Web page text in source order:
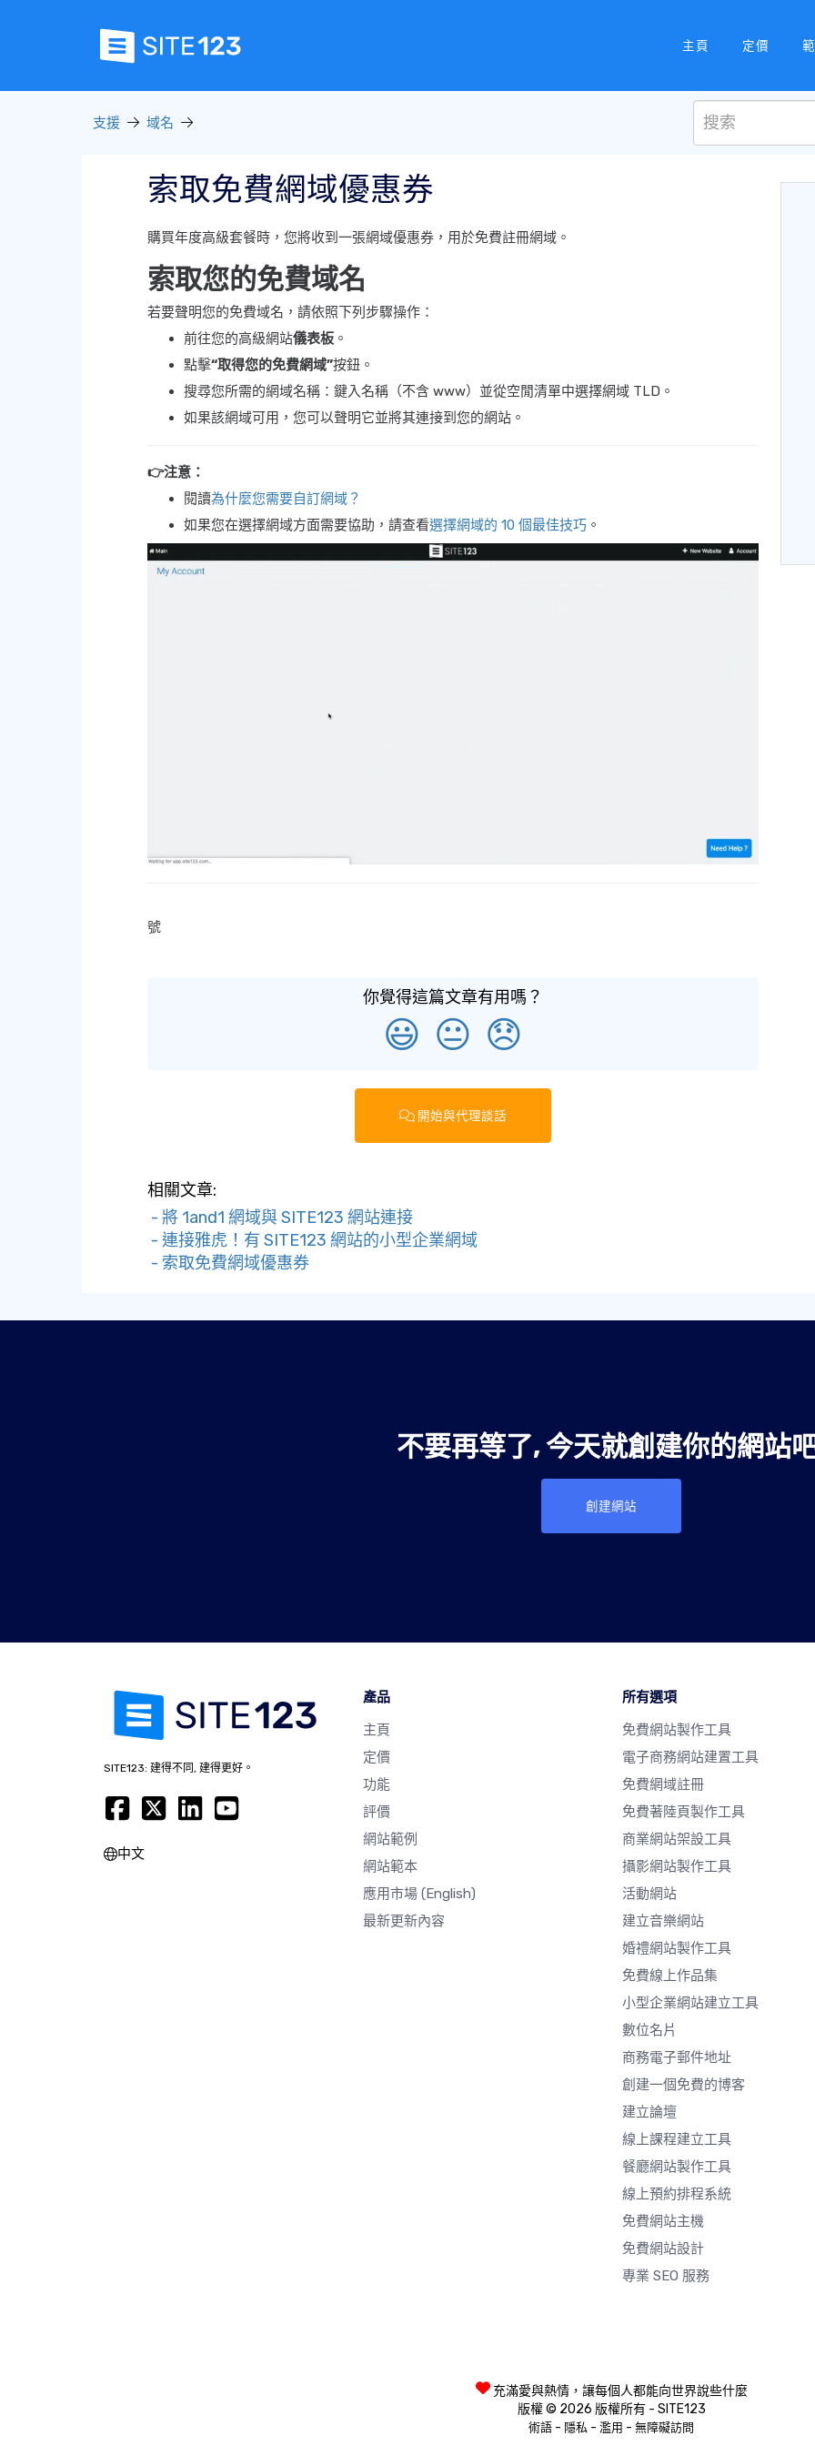
主頁 定價
支援 域名
索取免費網域優惠券
購買年度高級套餐時，您將收到一張網域優惠券，用於免費註冊網域。
索取您的免費域名
若要聲明您的免費域名，請依照下列步驟操作：
前往您的高級網站儀表板 。
點擊“取得您的免費網域”按鈕。
搜尋您所需的網域名稱：鍵入名稱（不含 www）並從空閒清單中選擇網域 TLD。
如果該網域可用，您可以聲明它並將其連接到您的網站。
👉注意：
閱讀為什麼您需要自訂網域？
如果您在選擇網域方面需要協助，請查看選擇網域的 10 個最佳技巧 。
號
你覺得這篇文章有用嗎？
😃 😐 😞
開始與代理談話
相關文章:
- 將 1and1 網域與 SITE123 網站連接
- 連接雅虎！有 SITE123 網站的小型企業網域
- 索取免費網域優惠券
不要再等了, 今天就創建你的網站
創建網站
SITE123: 建得不同, 建得更好。
中文
產品
主頁
定價
功能
評價
網站範例
網站範本
應用市場 (English)
最新更新內容
所有選項
免費網站製作工具
電子商務網站建置工具
免費網域註冊
免費著陸頁製作工具
商業網站架設工具
攝影網站製作工具
活動網站
建立音樂網站
婚禮網站製作工具
免費線上作品集
小型企業網站建立工具
數位名片
商務電子郵件地址
創建一個免費的博客
建立論壇
線上課程建立工具
餐廳網站製作工具
線上預約排程系統
免費網站主機
免費網站設計
專業 SEO 服務
充滿愛與熱情，讓每個人都能向世界說些什麼
版權 © 2026 版權所有 - SITE123
術語 - 隱私 - 濫用 - 無障礙訪問